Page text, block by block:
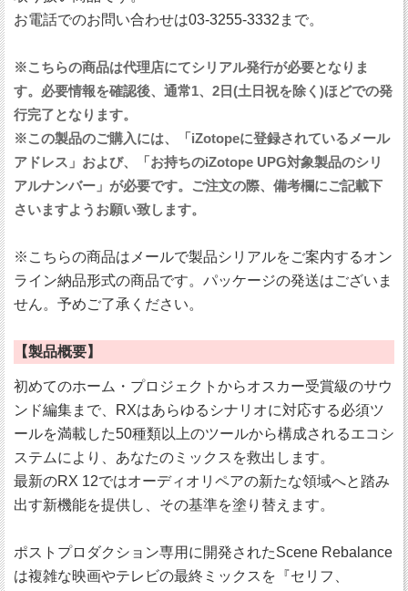
お電話でのお問い合わせは03-3255-3332まで。
※こちらの商品は代理店にてシリアル発行が必要となりま
す。必要情報を確認後、通常1、2日(土日祝を除く)ほどでの発
行完了となります。
※この製品のご購入には、「iZotopeに登録されているメール
アドレス」および、「お持ちのiZotope UPG対象製品のシリ
アルナンバー」が必要です。ご注文の際、備考欄にご記載下
さいますようお願い致します。
※こちらの商品はメールで製品シリアルをご案内するオン
ライン納品形式の商品です。パッケージの発送はございま
せん。予めご了承ください。
【製品概要】
初めてのホーム・プロジェクトからオスカー受賞級のサウ
ンド編集まで、RXはあらゆるシナリオに対応する必須ツ
ールを満載した50種類以上のツールから構成されるエコシ
ステムにより、あなたのミックスを救出します。
最新のRX 12ではオーディオリペアの新たな領域へと踏み
出す新機能を提供し、その基準を塗り替えます。
ポストプロダクション専用に開発されたScene Rebalance
は複雑な映画やテレビの最終ミックスを『セリフ、